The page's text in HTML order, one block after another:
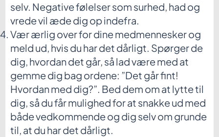
selv. Negative følelser som surhed, had og
vrede vil æde dig op indefra.
Vær ærlig over for dine medmennesker og
meld ud, hvis du har det dårligt. Spørger de
dig, hvordan det går, så lad være med at
gemme dig bag ordene: ”Det går fint!
Hvordan med dig?”. Bed dem om at lytte til
dig, så du får mulighed for at snakke ud med
både vedkommende og dig selv om grunde
til, at du har det dårligt.